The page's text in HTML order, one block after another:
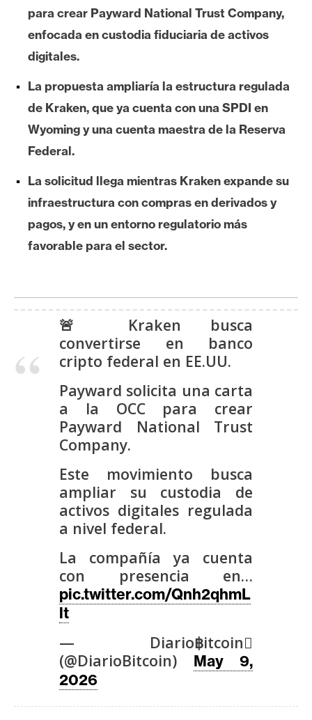
I
A
n
á
i
s
i
o
m
para crear Payward National Trust Company,
enfocada en custodia fiduciaria de activos
digitales.
La propuesta ampliaría la estructura regulada
de Kraken, que ya cuenta con una SPDI en
Wyoming y una cuenta maestra de la Reserva
Federal.
La solicitud llega mientras Kraken expande su
infraestructura con compras en derivados y
pagos, y en un entorno regulatorio más
favorable para el sector.
🚨 Kraken busca
convertirse en banco
cripto federal en EE.UU.
Payward solicita una carta
a la OCC para crear
Payward National Trust
Company.
Este movimiento busca
ampliar su custodia de
activos digitales regulada
a nivel federal.
La compañía ya cuenta
con presencia en…
pic.twitter.com/Qnh2qhmL
lt
— Diario฿itcoin
(@DiarioBitcoin) May 9,
2026